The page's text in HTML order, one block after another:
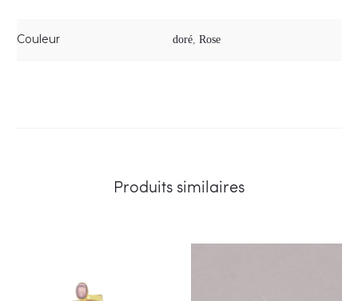
Couleur doré, Rose
Produits similaires